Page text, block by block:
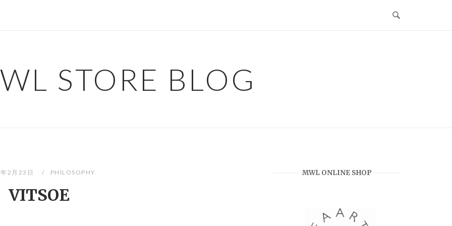
STORE BLOG
2月23日 PHILOSOPHY
VITSOE
MWL ONLINE SHOP